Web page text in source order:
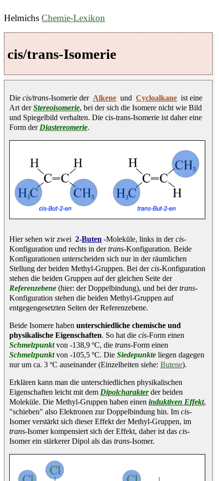
Helmichs Chemie-Lexikon
cis/trans-Isomerie
Die cis/trans-Isomerie der Alkene und Cycloalkane ist eine
Art derStereoisomerie, bei der sich die Isomere nicht wie Bild
und Spiegelbild verhalten. Die cis-trans-Isomerie ist daher eine
Form der Diastereomerie.
Hier sehen wir zwei 2-Buten -Moleküle, links in dercis-
Konfiguration und rechts in dertrans-Konfiguration. Beide
Konfigurationen unterscheiden sich nur in der räumlichen
Stellung der beiden Methyl-Gruppen. Bei dercis-Konfiguration
stehen die beiden Gruppen auf der gleichen Seite der
Referenzebene (hier: der Doppelbindung), und bei dertrans-
Konfiguration stehen die beiden Methyl-Gruppen auf
entgegengesetzten Seiten der Referenzebene.
Beide Isomere haben unterschiedliche chemische und
physikalische Eigenschaften. So hat die cis-Form einen
Schmelzpunktvon -138,9 ºC, die trans-Form einen
Schmelzpunktvon -105,5 ºC. Die Siedepunkte liegen dagegen
nur um ca. 3 ºC auseinander (Einzelheiten siehe: Butene).
Erklären kann man die unterschiedlichen physikalischen
Eigenschaften leicht mit dem Dipolcharakterder beiden
Moleküle. Die Methyl-Gruppen haben einen induktiven Effekt,
"schieben" also Elektronen zur Doppelbindung hin. Im cis-
Isomer verstärkt sich dieser Effekt der Methyl-Gruppen, im
trans-Isomer kompensiert sich der Effekt, daher ist das cis-
Isomer ein stärkerer Dipol als das trans-Isomer.